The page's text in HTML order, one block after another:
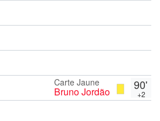
90'
+2
Carte Jaune
Bruno Jordão